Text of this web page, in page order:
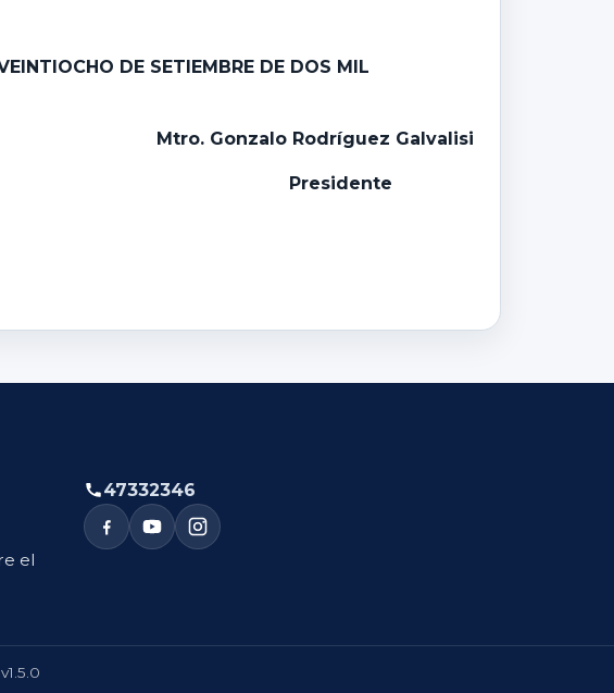
DE SETIEMBRE DE DOS MIL
Mtro. Gonzalo Rodríguez Galvalisi
Presidente
el
47332346